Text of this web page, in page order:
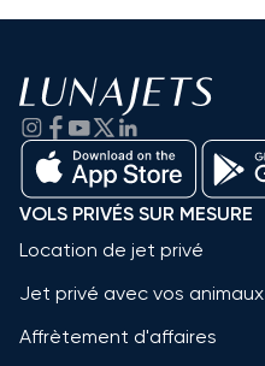
VOLS PRIVÉS SUR MESURE
Location de jet privé
Jet privé avec vos animaux
Affrètement d'affaires